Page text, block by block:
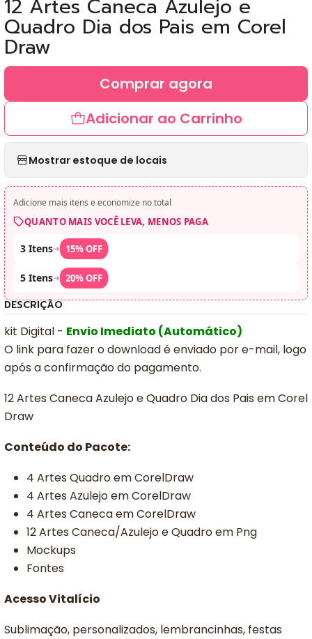
12 Artes Caneca Azulejo e
Quadro Dia dos Pais em Corel
Draw
Adicionar ao Carrinho
Comprar agora
Mostrar estoque de locais
Adicione mais itens e economize no total
QUANTO MAIS VOCÊ LEVA, MENOS PAGA
3 Itens➜ 15% OFF
5 Itens➜ 20% OFF
DESCRIÇÃO
kit Digital - Envio Imediato (Automático)
O link para fazer o download é enviado por e-mail, logo
após a confirmação do pagamento.
12 Artes Caneca Azulejo e Quadro Dia dos Pais em Corel
Draw
Conteúdo do Pacote:
4 Artes Quadro em CorelDraw
4 Artes Azulejo em CorelDraw
4 Artes Caneca em CorelDraw
12 Artes Caneca/Azulejo e Quadro em Png
Mockups
Fontes
Acesso Vitalício
Sublimação, personalizados, lembrancinhas, festas